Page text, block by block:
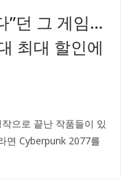
”던 그 게임…
최대 할인에
으로 끝난 작품들이 있
면 Cyberpunk 2077를